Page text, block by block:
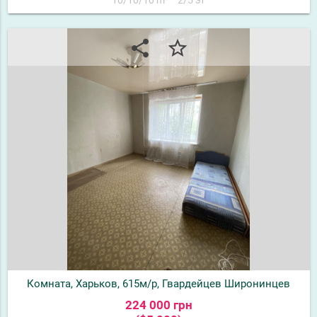
share star_border
Комната, Харьков, 615м/р, Гвардейцев Широнинцев
224 000 грн